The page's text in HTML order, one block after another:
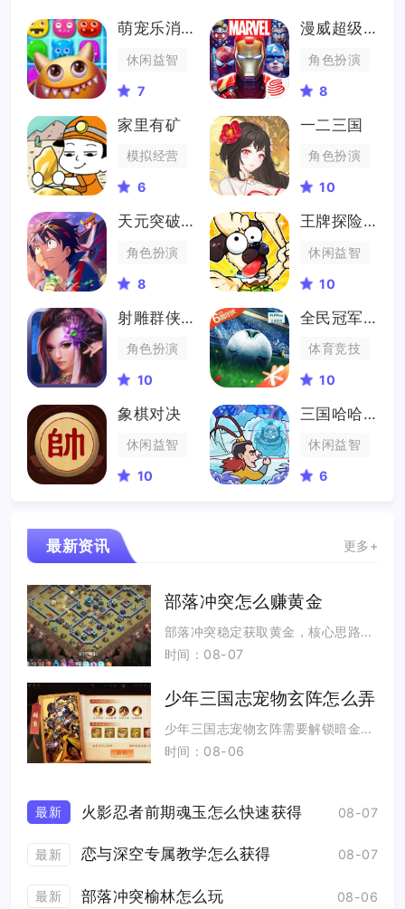
萌宠乐消消
休闲益智
7
漫威超级战争
角色扮演
8
家里有矿
模拟经营
6
一二三国
角色扮演
10
天元突破红莲螺岩
角色扮演
8
王牌探险家
休闲益智
10
射雕群侠传
角色扮演
10
全民冠军足球
体育竞技
10
象棋对决
休闲益智
10
三国哈哈哈
休闲益智
6
最新资讯 更多+
部落冲突怎么赚黄金
部落冲突稳定获取黄金，核心思路分为主动掠夺获取大额金币、依靠金矿持续产出被动资源、参与各类活动领取固定奖励三类...
时间：08-07
少年三国志宠物玄阵怎么弄
少年三国志宠物玄阵需要解锁暗金战宠功能后开启，进入战宠界面选中暗金宠物即可找到玄阵入口，消耗金色战宠碎片提升玄...
时间：08-06
最新 火影忍者前期魂玉怎么快速获得 08-07
最新 恋与深空专属教学怎么获得 08-07
最新 部落冲突榆林怎么玩 08-06